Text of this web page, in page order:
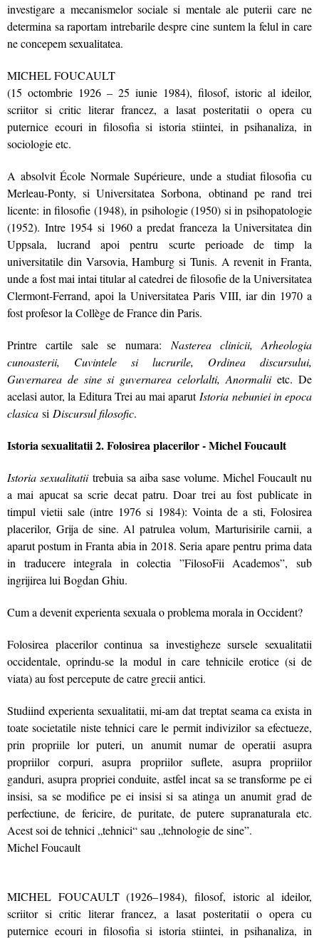
investigare a mecanismelor sociale si mentale ale puterii care ne
determina sa raportam intrebarile despre cine suntem la felul in care
ne concepem sexualitatea.
MICHEL FOUCAULT
(15 octombrie 1926 – 25 iunie 1984), filosof, istoric al ideilor,
scriitor si critic literar francez, a lasat posteritatii o opera cu
puternice ecouri in filosofia si istoria stiintei, in psihanaliza, in
sociologie etc.
A absolvit École Normale Supérieure, unde a studiat filosofia cu
Merleau-Ponty, si Universitatea Sorbona, obtinand pe rand trei
licente: in filosofie (1948), in psihologie (1950) si in psihopatologie
(1952). Intre 1954 si 1960 a predat franceza la Universitatea din
Uppsala, lucrand apoi pentru scurte perioade de timp la
universitatile din Varsovia, Hamburg si Tunis. A revenit in Franta,
unde a fost mai intai titular al catedrei de filosofie de la Universitatea
Clermont-Ferrand, apoi la Universitatea Paris VIII, iar din 1970 a
fost profesor la Collège de France din Paris.
Printre cartile sale se numara: Nasterea clinicii, Arheologia
cunoasterii, Cuvintele si lucrurile, Ordinea discursului,
Guvernarea de sine si guvernarea celorlalti, Anormaliietc. De
acelasi autor, la Editura Trei au mai aparut Istoria nebuniei in epoca
clasica si Discursul filosofic.
Istoria sexualitatii 2. Folosirea placerilor - Michel Foucault
Istoria sexualitatii trebuia sa aiba sase volume. Michel Foucault nu
a mai apucat sa scrie decat patru. Doar trei au fost publicate in
timpul vietii sale (intre 1976 si 1984): Vointa de a sti, Folosirea
placerilor, Grija de sine. Al patrulea volum, Marturisirile carnii, a
aparut postum in Franta abia in 2018. Seria apare pentru prima data
in traducere integrala in colectia ”FilosoFii Academos”, sub
ingrijirea lui Bogdan Ghiu.
Cum a devenit experienta sexuala o problema morala in Occident?
Folosirea placerilor continua sa investigheze sursele sexualitatii
occidentale, oprindu-se la modul in care tehnicile erotice (si de
viata) au fost percepute de catre grecii antici.
Studiind experienta sexualitatii, mi‑am dat treptat seama ca exista in
toate societatile niste tehnici care le permit indivizilor sa efectueze,
prin propriile lor puteri, un anumit numar de operatii asupra
propriilor corpuri, asupra propriilor suflete, asupra propriilor
ganduri, asupra propriei conduite, astfel incat sa se transforme pe ei
insisi, sa se modifice pe ei insisi si sa atinga un anumit grad de
perfectiune, de fericire, de puritate, de putere supranaturala etc.
Acest soi de tehnici „tehnici“ sau „tehnologie de sine”.
Michel Foucault
MICHEL FOUCAULT (1926–1984), filosof, istoric al ideilor,
scriitor si critic literar francez, a lasat posteritatii o opera cu
puternice ecouri in filosofia si istoria stiintei, in psihanaliza, in